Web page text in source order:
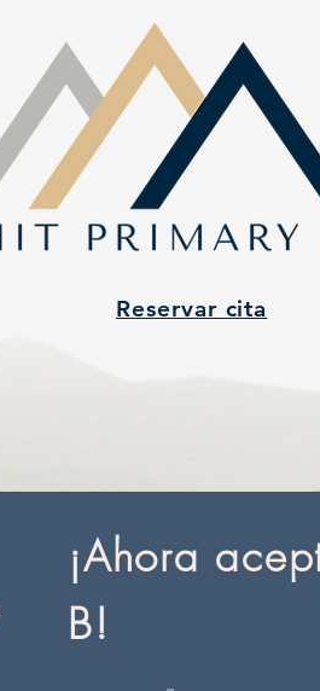
Reservar cita
¡Ahora
B!